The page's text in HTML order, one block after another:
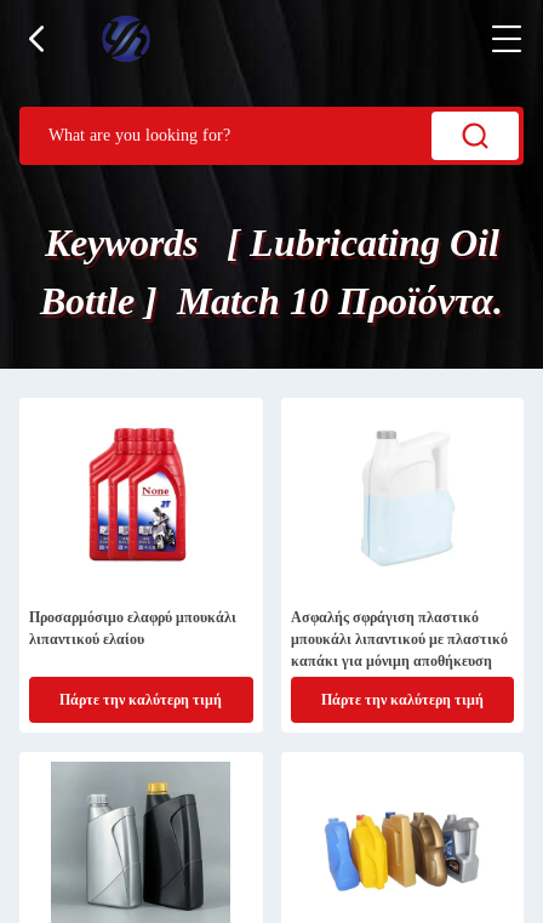
Keywords [ Lubricating Oil
Bottle ] Match 10 Προϊόντα.
Προσαρμόσιμο ελαφρύ μπουκάλι
λιπαντικού ελαίου
Πάρτε την καλύτερη τιμή
Ασφαλής σφράγιση πλαστικό
μπουκάλι λιπαντικού με πλαστικό
καπάκι για μόνιμη αποθήκευση
Πάρτε την καλύτερη τιμή